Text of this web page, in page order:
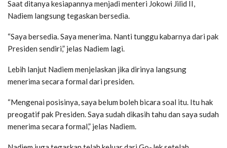
Saat ditanya kesiapannya menjadi menteri Jokowi Jilid II,
Nadiem langsung tegaskan bersedia.
“Saya bersedia. Saya menerima. Nanti tunggu kabarnya dari pak
Presiden sendiri,” jelas Nadiem lagi.
Lebih lanjut Nadiem menjelaskan jika dirinya langsung
menerima secara formal dari presiden.
“Mengenai posisinya, saya belum boleh bicara soal itu. Itu hak
preogatif pak Presiden. Saya sudah dikasih tahu dan saya sudah
menerima secara formal,” jelas Nadiem.